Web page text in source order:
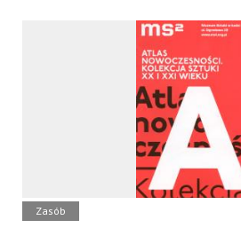
Zasób